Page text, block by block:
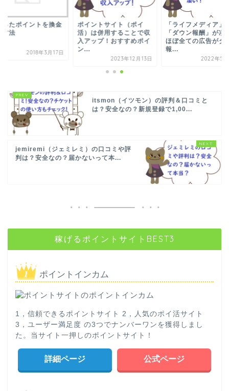
ったポイントを換金
方法
2018年3月17日
ポイントサイト（ポイ
活）は併用することで収
入アップ！おすすめポイ
ン...
2023年12月13日
「ライフメディア」
「ダウン報酬」が凄
ほぼ全ての広告がダ
報...
2022年5
itsmon（イツモン）の評判＆口コミと
は？安全なの？新規登録で1,00...
jemiremi（ジェミレミ）の口コミや評
判は？安全なの？届かないって本...
稼げるポイントサイトBEST3
ポイントインカム
1，信頼できるポイントサイト 2，人気のポイ活サイト
3，ユーザー満足度 の3つでナンバーワンを獲得しまし
た。当サイト一押しのポイントサイト！
詳細ページ 公式ページ